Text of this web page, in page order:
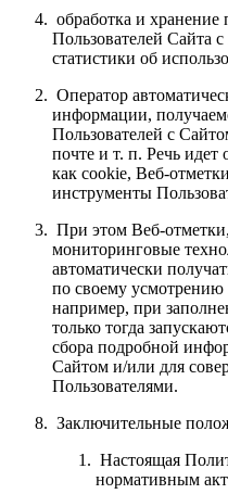
обработка и хранение
Пользователей Сайта
статистики об
Оператор
информации,
Пользователей с
почте и т. п. Речь идет
как сookie, Веб-
инструменты
При этом Веб-
мониторинговые
автоматически
по своему усмотрению
например, при
только тогда
сбора подробной
Сайтом и/или для
Пользователями.
Заключительные
Настоящая
нормативным